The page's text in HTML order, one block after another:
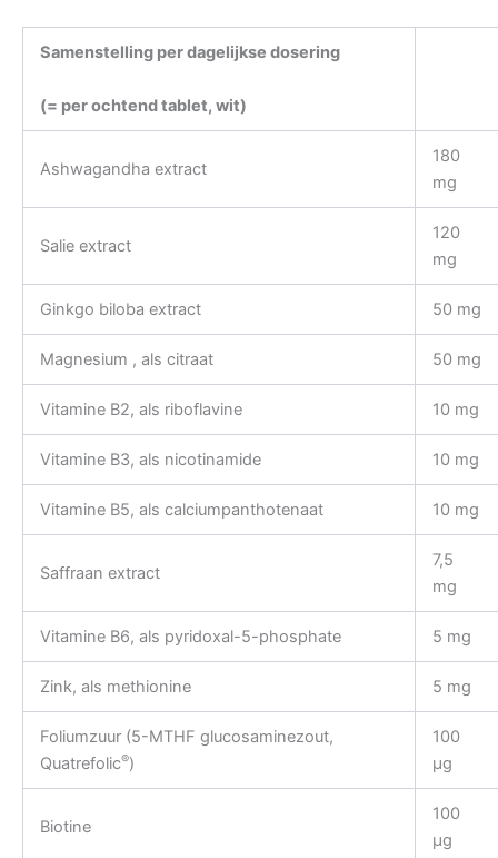
Samenstelling per dagelijkse dosering
(= per ochtend tablet, wit)
Ashwagandha extract
180
mg
Salie extract
120
mg
Ginkgo biloba extract 50 mg
Magnesium , als citraat 50 mg
Vitamine B2, als riboflavine 10 mg
Vitamine B3, als nicotinamide 10 mg
Vitamine B5, als calciumpanthotenaat 10 mg
Saffraan extract
7,5
mg
Vitamine B6, als pyridoxal-5-phosphate 5 mg
Zink, als methionine 5 mg
Foliumzuur (5-MTHF glucosaminezout,
Quatrefolic®)
100
µg
Biotine
100
µg